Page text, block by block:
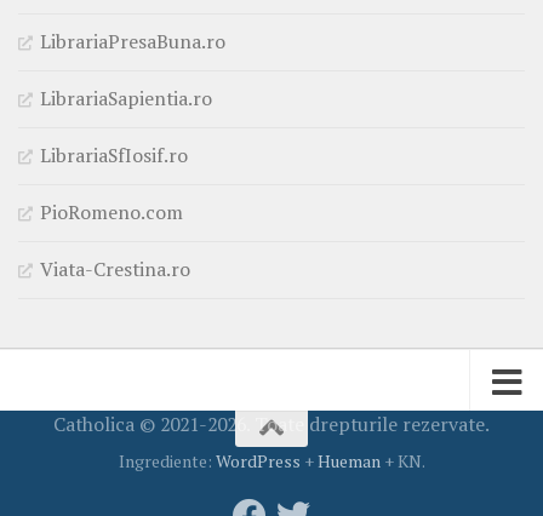
LibrariaPresaBuna.ro
LibrariaSapientia.ro
LibrariaSfIosif.ro
PioRomeno.com
Viata-Crestina.ro
Catholica © 2021-2026. Toate drepturile rezervate.
Ingrediente: WordPress +Hueman+ KN.